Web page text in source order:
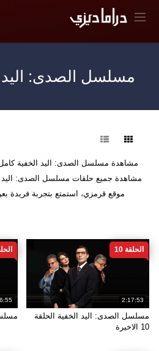
مسلسل الصدى: اليد
مشاهدة مسلسل الصدى: اليد الخفية كامل
مشاهدة جميع حلقات مسلسل الصدى:
موقع قرمزي، استمتع بتجربة فريدة
2:17:53
الحلقة 10
مسلسل الصدى: اليد الخفية الحلقة
10 الاخيرة